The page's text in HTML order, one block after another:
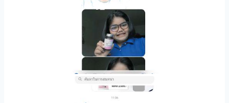
horsy_แคปแชท010